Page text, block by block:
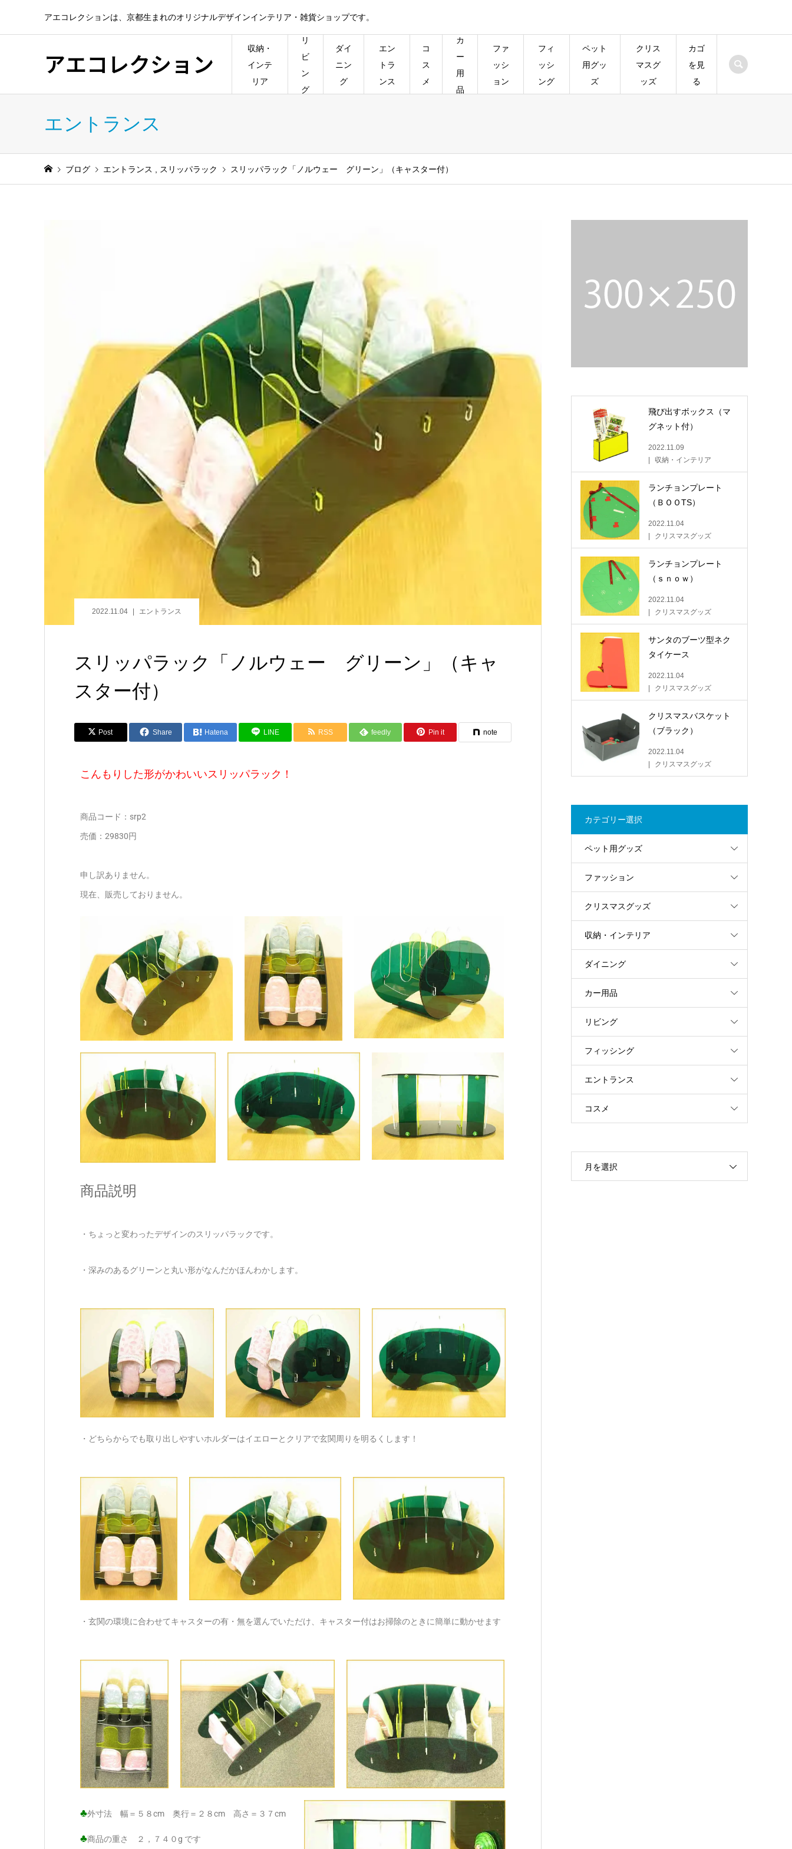
アエコレクションは、京都生まれのオリジナルデザインインテリア・雑貨ショップです。
アエコレクション
収納・
インテ
リア
リ
ビ
ン
グ
ダイ
ニン
グ
エン
トラ
ンス
コ
ス
メ
カ
ー
用
品
ファ
ッシ
ョン
フィ
ッシ
ング
ペット
用グッ
ズ
クリス
マスグ
ッズ
カゴ
を見
る
エントランス
ブログ エントランス スリッパラック スリッパラック「ノルウェー グリーン」（キャスター付）
2022.11.04 エントランス
スリッパラック「ノルウェー グリーン」（キャ
スター付）
Post Share Hatena LINE RSS feedly Pin it note
こんもりした形がかわいいスリッパラック！
商品コード：srp2
売価：29830円
申し訳ありません。
現在、販売しておりません。
商品説明
・ちょっと変わったデザインのスリッパラックです。
・深みのあるグリーンと丸い形がなんだかほんわかします。
・どちらからでも取り出しやすいホルダーはイエローとクリアで玄関周りを明るくします！
・玄関の環境に合わせてキャスターの有・無を選んでいただけ、キャスター付はお掃除のときに簡単に動かせます
♣外寸法 幅＝５８cm 奥行＝２８cm 高さ＝３７cm
♣商品の重さ ２，７４０g です
飛び出すボックス（マ
グネット付）
2022.11.09
収納・インテリア
ランチョンプレート
（ＢＯＯTS）
2022.11.04
クリスマスグッズ
ランチョンプレート
（ｓｎｏｗ）
2022.11.04
クリスマスグッズ
サンタのブーツ型ネク
タイケース
2022.11.04
クリスマスグッズ
クリスマスバスケット
（ブラック）
2022.11.04
クリスマスグッズ
カテゴリー選択
ペット用グッズ
ファッション
クリスマスグッズ
収納・インテリア
ダイニング
カー用品
リビング
フィッシング
エントランス
コスメ
月を選択